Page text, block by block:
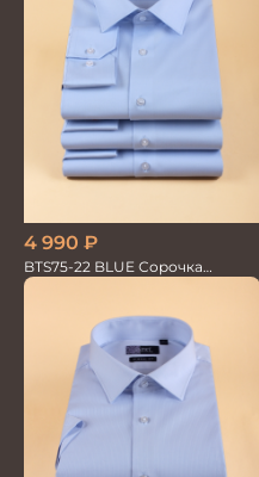
4 990 ₽
BTS75-22 BLUE Сорочка
мужская лайкра бамбук